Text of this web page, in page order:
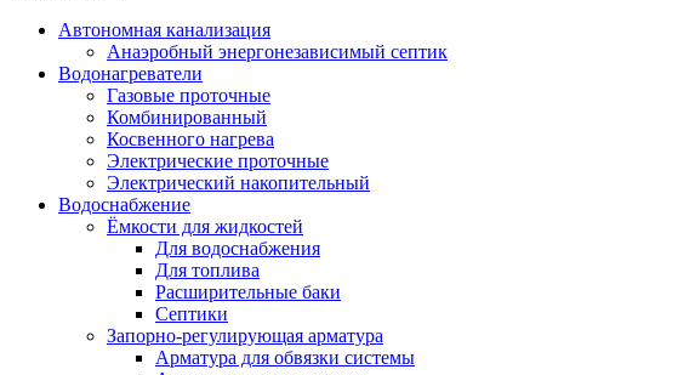
Автономная канализация
Анаэробный энергонезависимый септик
Водонагреватели
Газовые проточные
Комбинированный
Косвенного нагрева
Электрические проточные
Электрический накопительный
Водоснабжение
Ёмкости для жидкостей
Для водоснабжения
Для топлива
Расширительные баки
Септики
Запорно-регулирующая арматура
Арматура для обвязки системы